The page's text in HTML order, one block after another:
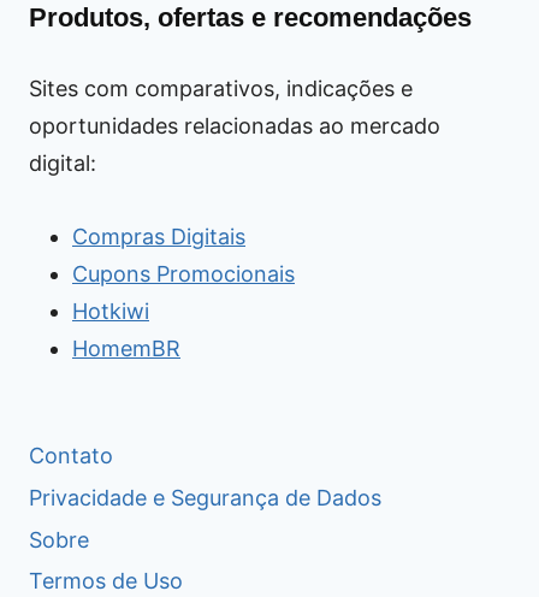
Produtos, ofertas e recomendações
Sites com comparativos, indicações e
oportunidades relacionadas ao mercado
digital:
Compras Digitais
Cupons Promocionais
Hotkiwi
HomemBR
Contato
Privacidade e Segurança de Dados
Sobre
Termos de Uso